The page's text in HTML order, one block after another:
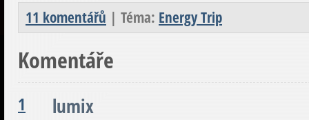
11 komentářů | Téma: Energy Trip
Komentáře
1 lumix